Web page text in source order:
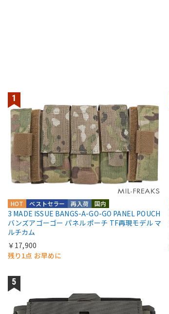
国内
再入荷
ベストセラー
HOT
3 MADE ISSUE BANGS-A-GO-GO PANEL POUCH
バンズアゴーゴー パネル ポーチ TF再現モデル マ
ルチカム
￥17,900
残り1点 お早めに